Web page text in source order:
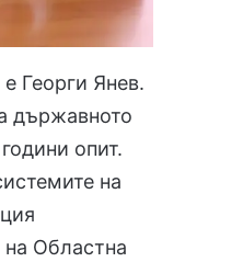
Георги Янев.
държавното
опит.
на
на Областна